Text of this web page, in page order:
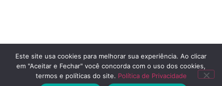
Este site usa cookies para melhorar sua experiência. Ao clicar
em "Aceitar e Fechar" você concorda com o uso dos cookies,
termos e políticas do site. Política de Privacidade